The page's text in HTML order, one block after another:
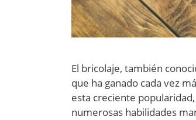
El bricolaje, también
que ha ganado cada vez
esta creciente
numerosas habilidades